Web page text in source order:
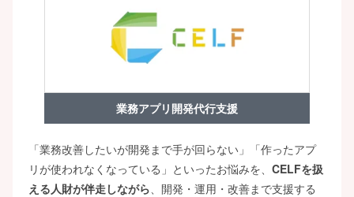
業務アプリ開発代行支援
「業務改善したいが開発まで手が回らない」「作ったアプ
リが使われなくなっている」といったお悩みを、 CELFを扱
える人財が伴走しながら 、開発・運用・改善まで支援する